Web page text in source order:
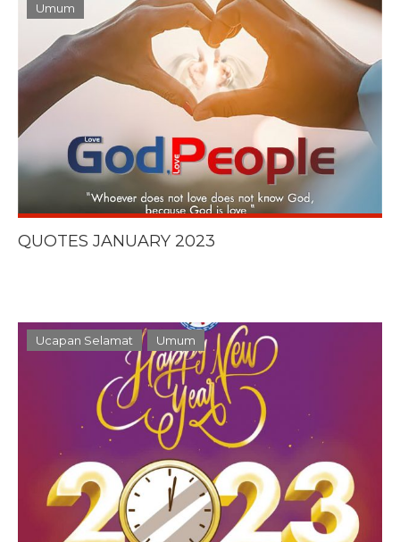
Umum
QUOTES JANUARY 2023
Ucapan Selamat Umum